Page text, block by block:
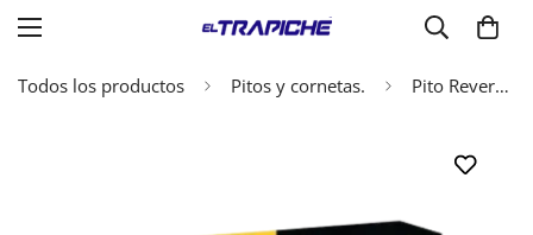
Todos los productos Pitos y cornetas. Pito Reversa Hella